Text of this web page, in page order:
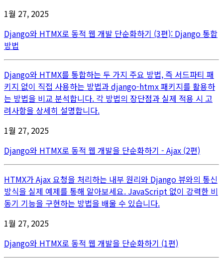
1월 27, 2025
Django와 HTMX로 동적 웹 개발 단순화하기 (3편): Django 통합
방법
Django와 HTMX를 통합하는 두 가지 주요 방법, 즉 서드파티 패
키지 없이 직접 사용하는 방법과 django-htmx 패키지를 활용하
는 방법을 비교 분석합니다. 각 방법의 장단점과 실제 적용 시 고
려사항을 상세히 설명합니다.
1월 27, 2025
Django와 HTMX로 동적 웹 개발을 단순화하기 - Ajax (2편)
HTMX가 Ajax 요청을 처리하는 내부 원리와 Django 뷰와의 통신
방식을 실제 예제를 통해 알아보세요. JavaScript 없이 강력한 비
동기 기능을 구현하는 방법을 배울 수 있습니다.
1월 27, 2025
Django와 HTMX로 동적 웹 개발을 단순화하기 (1편)